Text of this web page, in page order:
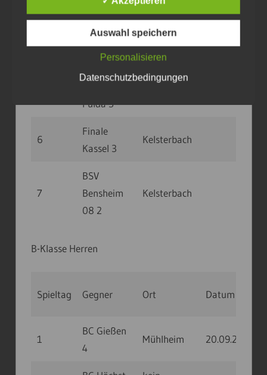
1. BV
kein
Spieltag
Fulda 3
6
Finale
Kassel 3
Kelsterbach
7
BSV
Bensheim
08 2
Kelsterbach
B-Klasse Herren
Spieltag Gegner Ort Datum
1
BC Gießen
4
Mühlheim 20.09.20
Auswahl speichern
Personalisieren
Datenschutzbedingungen